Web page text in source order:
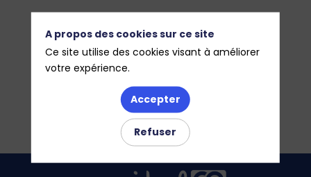
A propos des cookies sur ce site
Ce site utilise des cookies visant à améliorer
votre expérience.
Accepter
Refuser